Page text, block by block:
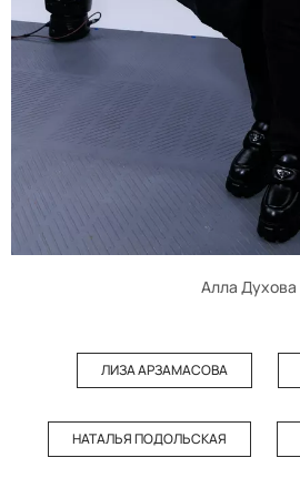
Алла Духова
ЛИЗА АРЗАМАСОВА
НАТАЛЬЯ ПОДОЛЬСКАЯ